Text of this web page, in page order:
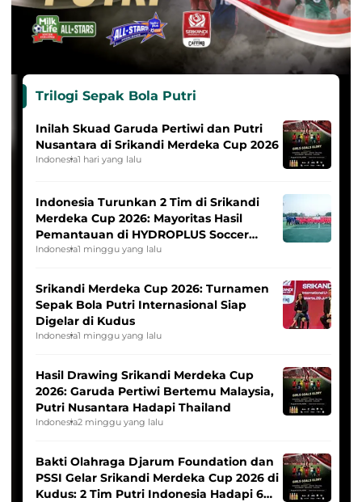
Trilogi Sepak Bola Putri
Inilah Skuad Garuda Pertiwi dan Putri
Nusantara di Srikandi Merdeka Cup 2026
Indonesia1 hari yang lalu
Indonesia Turunkan 2 Tim di Srikandi
Merdeka Cup 2026: Mayoritas Hasil
Pemantauan di HYDROPLUS Soccer
League
Indonesia1 minggu yang lalu
Srikandi Merdeka Cup 2026: Turnamen
Sepak Bola Putri Internasional Siap
Digelar di Kudus
Indonesia1 minggu yang lalu
Hasil Drawing Srikandi Merdeka Cup
2026: Garuda Pertiwi Bertemu Malaysia,
Putri Nusantara Hadapi Thailand
Indonesia2 minggu yang lalu
Bakti Olahraga Djarum Foundation dan
PSSI Gelar Srikandi Merdeka Cup 2026 di
Kudus: 2 Tim Putri Indonesia Hadapi 6